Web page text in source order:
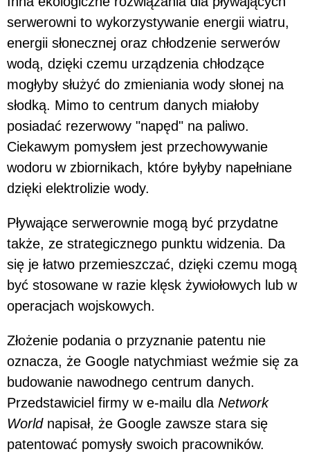
serwerowni to wykorzystywanie energii wiatru,
energii słonecznej oraz chłodzenie serwerów
wodą, dzięki czemu urządzenia chłodzące
mogłyby służyć do zmieniania wody słonej na
słodką. Mimo to centrum danych miałoby
posiadać rezerwowy "napęd" na paliwo.
Ciekawym pomysłem jest przechowywanie
wodoru w zbiornikach, które byłyby napełniane
dzięki elektrolizie wody.
Pływające serwerownie mogą być przydatne
także, ze strategicznego punktu widzenia. Da
się je łatwo przemieszczać, dzięki czemu mogą
być stosowane w razie klęsk żywiołowych lub w
operacjach wojskowych.
Złożenie podania o przyznanie patentu nie
oznacza, że Google natychmiast weźmie się za
budowanie nawodnego centrum danych.
Przedstawiciel firmy w e-mailu dla Network
Worldnapisał, że Google zawsze stara się
patentować pomysły swoich pracowników.